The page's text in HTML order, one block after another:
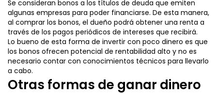
Se consideran bonos a los títulos de deuda que emiten
algunas empresas para poder financiarse. De esta manera,
al comprar los bonos, el dueño podrá obtener una renta a
través de los pagos periódicos de intereses que recibirá.
Lo bueno de esta forma de invertir con poco dinero es que
los bonos ofrecen potencial de rentabilidad alto y no es
necesario contar con conocimientos técnicos para llevarlo
a cabo.
Otras formas de ganar dinero